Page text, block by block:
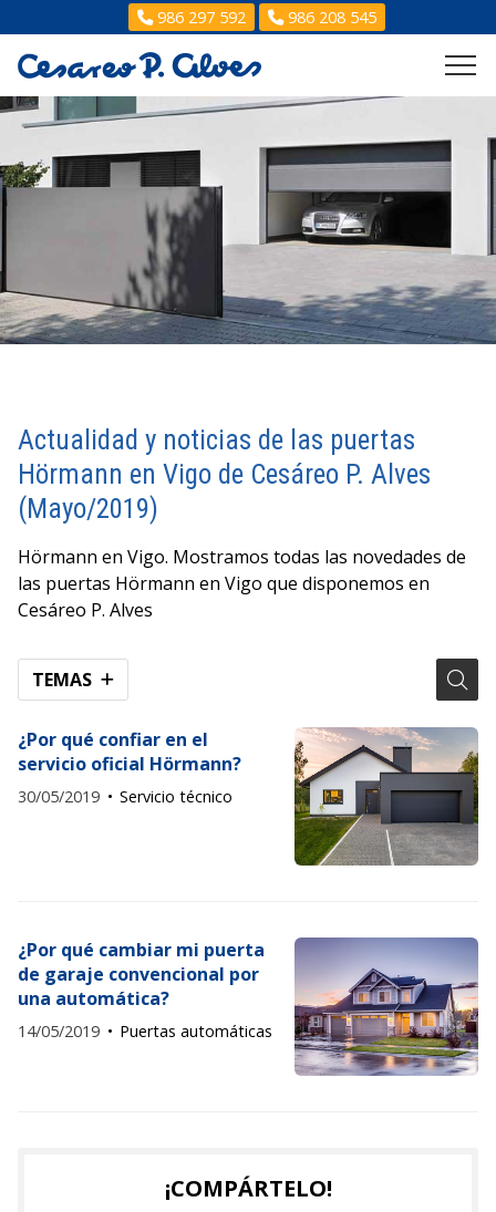
986 297 592 986 208 545
Actualidad y noticias de las puertas
Hörmann en Vigo de Cesáreo P. Alves
(Mayo/2019)
Hörmann en Vigo. Mostramos todas las novedades de
las puertas Hörmann en Vigo que disponemos en
Cesáreo P. Alves
TEMAS
¿Por qué confiar en el
servicio oficial Hörmann?
30/05/2019 Servicio técnico
¿Por qué cambiar mi puerta
de garaje convencional por
una automática?
14/05/2019 Puertas automáticas
¡COMPÁRTELO!